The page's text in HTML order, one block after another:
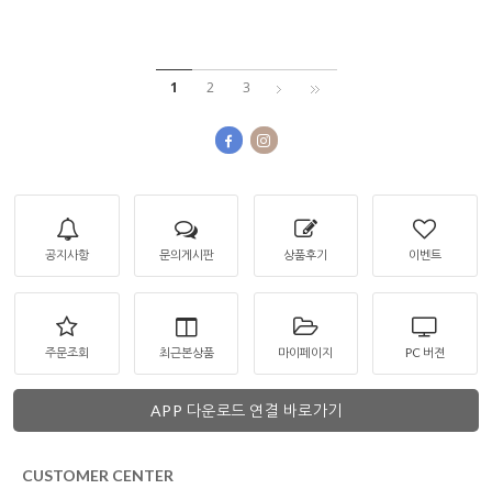
1 2 3
공지사항 문의게시판 상품후기 이벤트
주문조회 최근본상품 마이페이지 PC 버젼
APP 다운로드 연결 바로가기
CUSTOMER CENTER